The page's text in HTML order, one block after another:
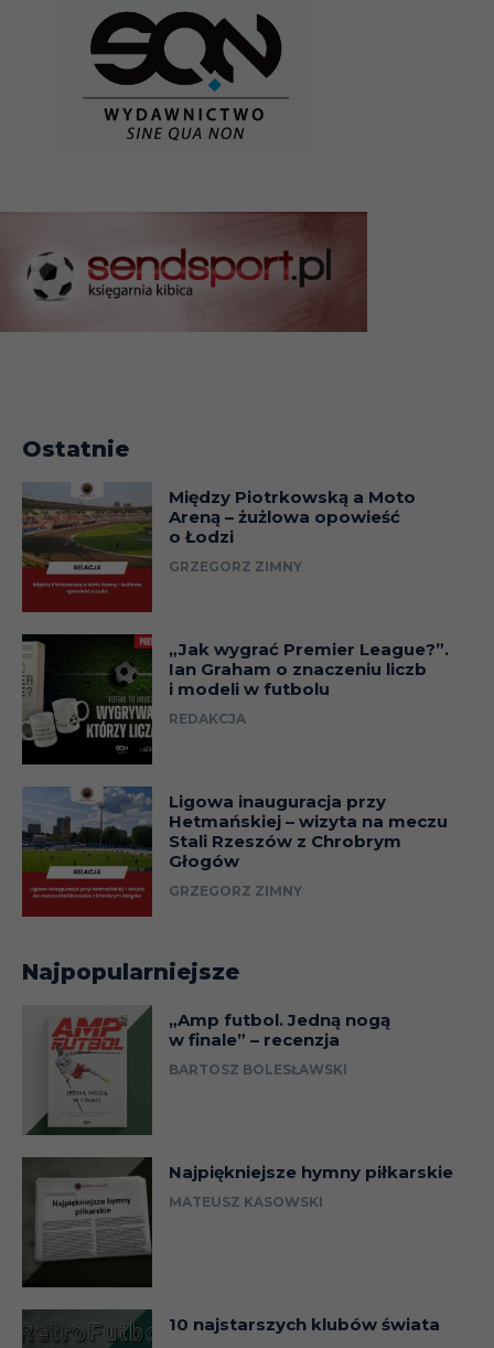
Ostatnie
Między Piotrkowską a Moto
Areną – żużlowa opowieść
o Łodzi
GRZEGORZ ZIMNY
„Jak wygrać Premier League?”.
Ian Graham o znaczeniu liczb
i modeli w futbolu
REDAKCJA
Ligowa inauguracja przy
Hetmańskiej – wizyta na meczu
Stali Rzeszów z Chrobrym
Głogów
GRZEGORZ ZIMNY
Najpopularniejsze
„Amp futbol. Jedną nogą
w finale” – recenzja
BARTOSZ BOLESŁAWSKI
Najpiękniejsze hymny piłkarskie
MATEUSZ KASOWSKI
10 najstarszych klubów świata